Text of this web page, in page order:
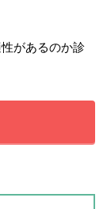
があるのか診